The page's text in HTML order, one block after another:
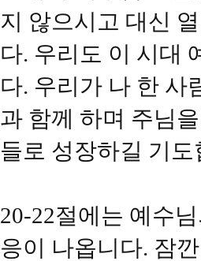
지 않으시고 대신
다. 우리도 이 시대
다. 우리가 나 한 사
과 함께 하며 주님
들로 성장하길 기도
20-22절에는 예수
응이 나옵니다. 잠